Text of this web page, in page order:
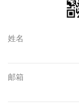
姓名
邮箱